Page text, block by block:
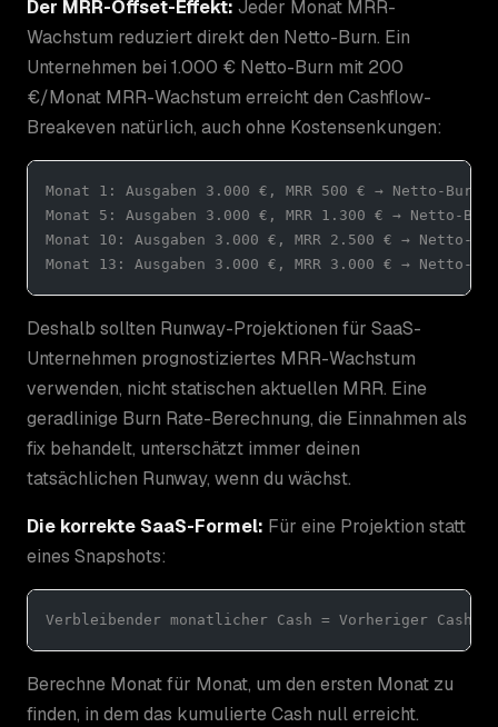
Der MRR-Offset-Effekt: Jeder Monat MRR-
Wachstum reduziert direkt den Netto-Burn. Ein
Unternehmen bei 1.000 € Netto-Burn mit 200
€/Monat MRR-Wachstum erreicht den Cashflow-
Breakeven natürlich, auch ohne Kostensenkungen:
Monat 1: Ausgaben 3.000 €, MRR 500 € → Netto-Burn
Monat 5: Ausgaben 3.000 €, MRR 1.300 € → Netto-
Monat 10: Ausgaben 3.000 €, MRR 2.500 € → Netto-
Monat 13: Ausgaben 3.000 €, MRR 3.000 € → Netto-
Deshalb sollten Runway-Projektionen für SaaS-
Unternehmen prognostiziertes MRR-Wachstum
verwenden, nicht statischen aktuellen MRR. Eine
geradlinige Burn Rate-Berechnung, die Einnahmen als
fix behandelt, unterschätzt immer deinen
tatsächlichen Runway, wenn du wächst.
Die korrekte SaaS-Formel: Für eine Projektion statt
eines Snapshots:
Verbleibender monatlicher Cash = Vorheriger Cash
Berechne Monat für Monat, um den ersten Monat zu
finden, in dem das kumulierte Cash null erreicht.